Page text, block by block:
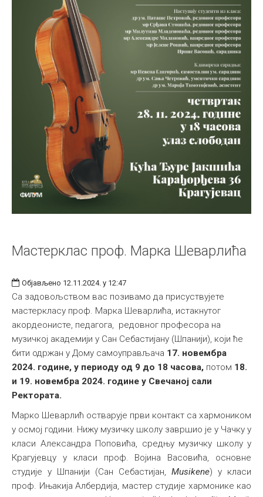
Мастерклас проф. Марка Шеварлића
Објављено 12.11.2024. у 12:47
Са задовољством вас позивамо да присуствујете
мастеркласу проф. Марка Шеварлића, истакнутог
акордеонисте, педагога, редовног професора на
музичкој академији у Сан Себастијану (Шпанији), који ће
бити одржан у Дому самоуправљача 17. новембра
2024. године, у периоду од 9 до 18 часова, потом 18.
и 19. новембра 2024. године у Свечаној сали
Ректората.
Марко Шеварлић остварује први контакт са хармоником
у осмој години. Нижу музичку школу завршио је у Чачку у
класи Александра Поповића, средњу музичку школу у
Крагујевцу у класи проф. Војина Васовића, основне
студије у Шпанији (Сан Себастијан, Musikene) у класи
проф. Ињакија Албердија, мастер студије хармонике као